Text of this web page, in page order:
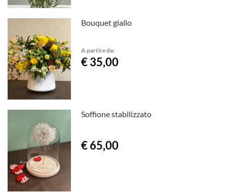
Bouquet giallo
A partire da:
€ 35,00
Soffione stabilizzato
€ 65,00